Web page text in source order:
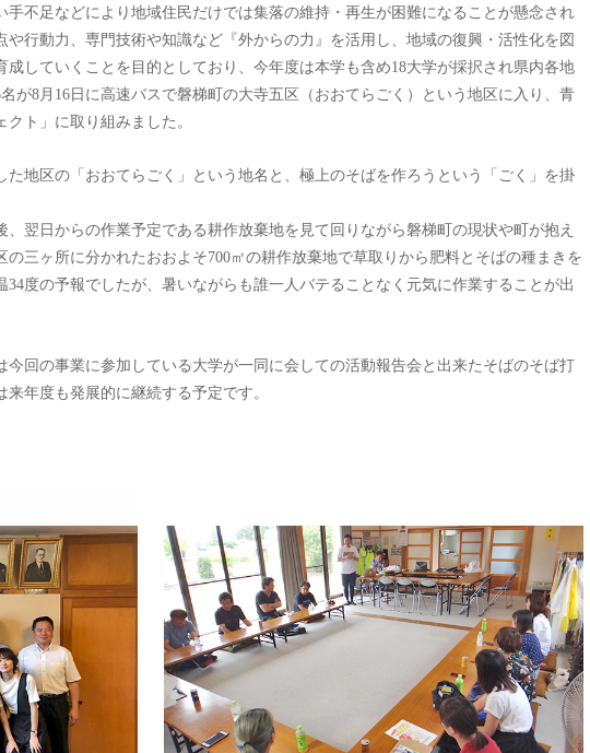
手不足などにより地域住民だけでは集落の維持・再生が困難になることが懸念され
行動力、専門技術や知識など『外からの力』を活用し、地域の復興・活性化を図
成していくことを目的としており、今年度は本学も含め18大学が採択され県内各地
が8月16日に高速バスで磐梯町の大寺五区（おおてらごく）という地区に入り、青
ト」に取り組みました。
た地区の「おおてらごく」という地名と、極上のそばを作ろうという「ごく」を掛
翌日からの作業予定である耕作放棄地を見て回りながら磐梯町の現状や町が抱え
の三ヶ所に分かれたおおよそ700㎡の耕作放棄地で草取りから肥料とそばの種まきを
度の予報でしたが、暑いながらも誰一人バテることなく元気に作業することが出
回の事業に参加している大学が一同に会しての活動報告会と出来たそばのそば打
年度も発展的に継続する予定です。